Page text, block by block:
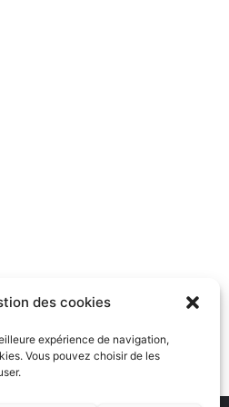
des cookies
expérience de navigation,
Vous pouvez choisir de les